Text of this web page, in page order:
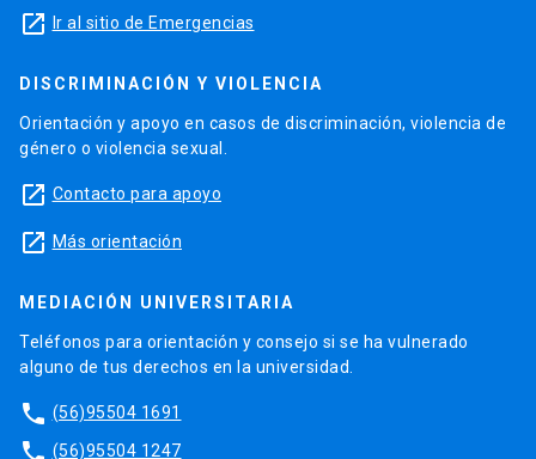
launch Ir al sitio de Emergencias
DISCRIMINACIÓN Y VIOLENCIA
Orientación y apoyo en casos de discriminación, violencia de
género o violencia sexual.
launch Contacto para apoyo
launch Más orientación
MEDIACIÓN UNIVERSITARIA
Teléfonos para orientación y consejo si se ha vulnerado
alguno de tus derechos en la universidad.
phone (56)95504 1691
phone (56)95504 1247